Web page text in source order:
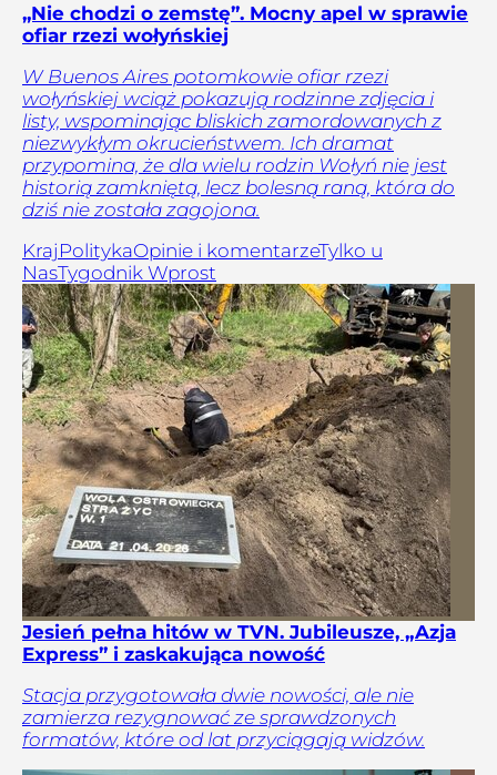
„Nie chodzi o zemstę”. Mocny apel w sprawie
ofiar rzezi wołyńskiej
W Buenos Aires potomkowie ofiar rzezi
wołyńskiej wciąż pokazują rodzinne zdjęcia i
listy, wspominając bliskich zamordowanych z
niezwykłym okrucieństwem. Ich dramat
przypomina, że dla wielu rodzin Wołyń nie jest
historią zamkniętą, lecz bolesną raną, która do
dziś nie została zagojona.
Kraj PolitykaOpinie i komentarzeTylko u
NasTygodnik Wprost
Jesień pełna hitów w TVN. Jubileusze, „Azja
Express” i zaskakująca nowość
Stacja przygotowała dwie nowości, ale nie
zamierza rezygnować ze sprawdzonych
formatów, które od lat przyciągają widzów.